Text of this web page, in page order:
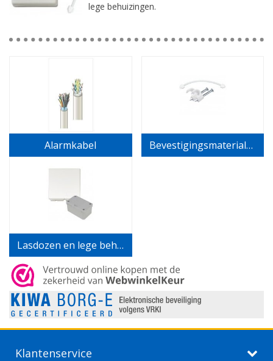
lege behuizingen.
Alarmkabel Bevestigingsmaterialen en accessoires
Lasdozen en lege behuizingen
Klantenservice